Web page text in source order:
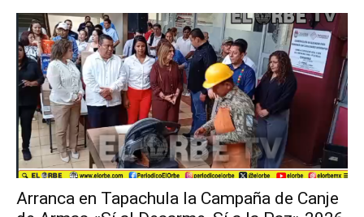
Arranca en Tapachula la Campaña de Canje